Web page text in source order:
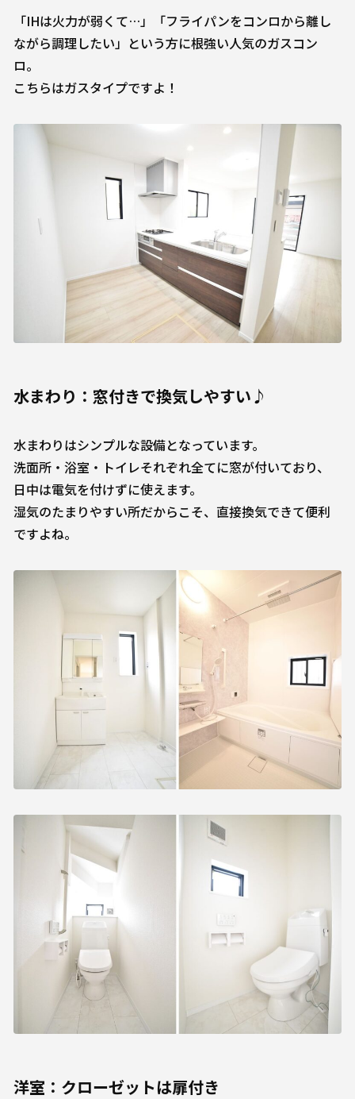
「IHは火力が弱くて…」「フライパンをコンロから離し
ながら調理したい」という方に根強い人気のガスコン
ロ。
こちらはガスタイプですよ！
水まわり：窓付きで換気しやすい♪
水まわりはシンプルな設備となっています。
洗面所・浴室・トイレそれぞれ全てに窓が付いており、
日中は電気を付けずに使えます。
湿気のたまりやすい所だからこそ、直接換気できて便利
ですよね。
洋室：クローゼットは扉付き